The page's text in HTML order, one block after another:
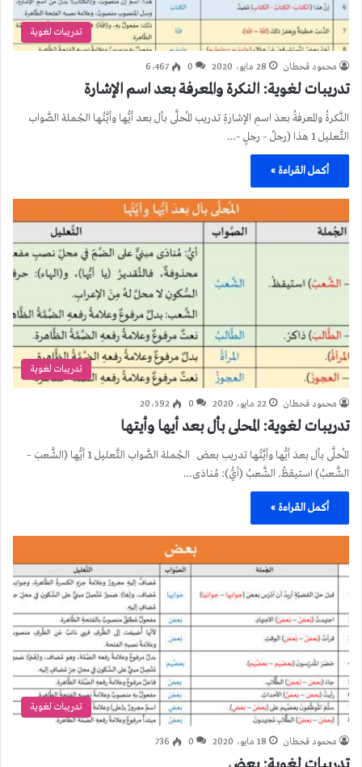
تدريبات لغوية
محمود قحطان 28 مايو، 2020 0 6٬467
تدريبات لغوية: النكرة والمعرفة بعد اسم الإشارة
النَّكرةُ والمعرفةُ بعدَ اسمِ الإشارةِ تدريب المُحلَّى بأل بعد أيُّها وأيَّتُها الجُملة الصَّواب
التَّعليل 1 هذا (رجلٌ – رجلٍ –…
أكمل القراءة »
تدريبات لغوية
محمود قحطان 22 مايو، 2020 0 20٬592
تدريبات لغوية: المحلى بأل بعد أيها وأيتها
المُحلَّى بأل بعدَ أيُّها وأيَّتُها تدريب بعض الجُملة الصَّواب التَّعليل 1 أيُّها (الشَّعبَ –
الشَّعبُ) استيقظْ. الشَّعبُ (أيُّ): مُنادَى…
أكمل القراءة »
تدريبات لغوية
محمود قحطان 18 مايو، 2020 0
736